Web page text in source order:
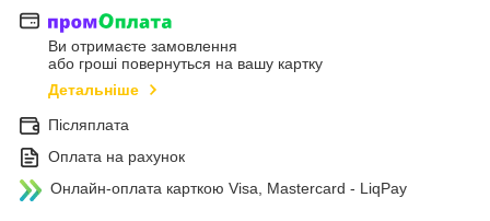
Ви отримаєте замовлення
або гроші повернуться на вашу картку
Детальніше
Післяплата
Оплата на рахунок
Онлайн-оплата карткою Visa, Mastercard - LiqPay